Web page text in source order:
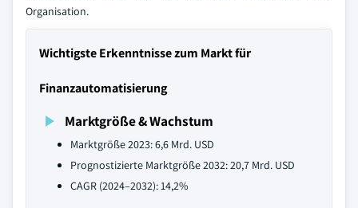
Organisation.
Wichtigste Erkenntnisse zum Markt für
Finanzautomatisierung
Marktgröße & Wachstum
Marktgröße 2023: 6,6 Mrd. USD
Prognostizierte Marktgröße 2032: 20,7 Mrd. USD
CAGR (2024–2032): 14,2%